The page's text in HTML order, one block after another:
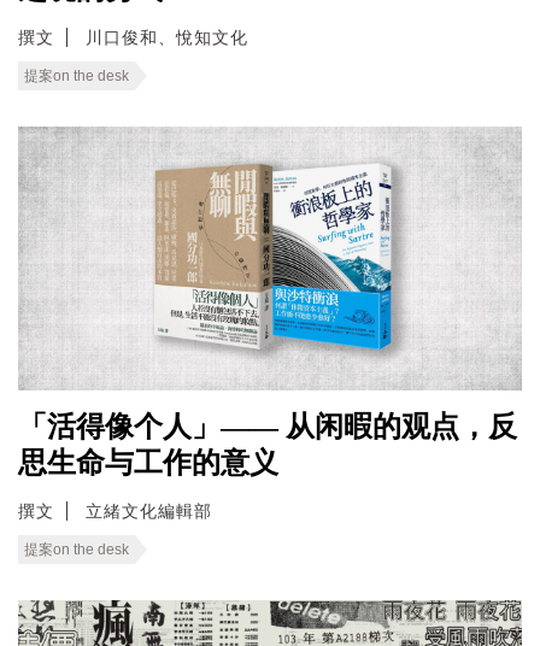
撰文 川口俊和、悅知文化
提案on the desk
「活得像个人」—— 从闲暇的观点，反
思生命与工作的意义
撰文 立緒文化編輯部
提案on the desk